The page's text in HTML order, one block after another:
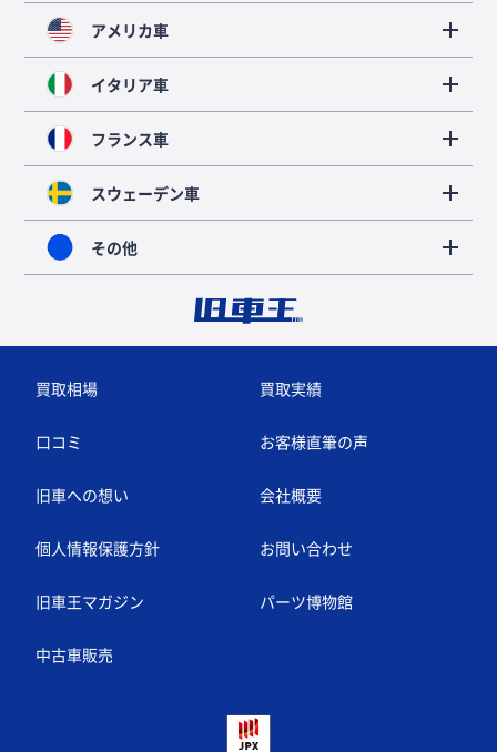
アメリカ車
イタリア車
フランス車
スウェーデン車
その他
買取相場 買取実績
口コミ お客様直筆の声
旧車への想い 会社概要
個人情報保護方針 お問い合わせ
旧車王マガジン パーツ博物館
中古車販売